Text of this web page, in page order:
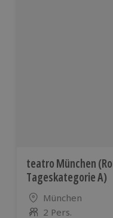
teatro München
Tageskategorie A)
Standort
München
2 Pers.